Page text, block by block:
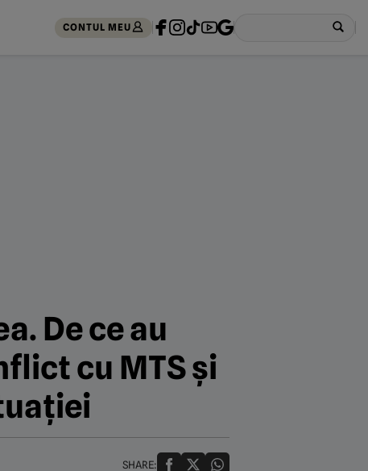
CONTUL MEU
De ce au
cu MTS și
SHARE: